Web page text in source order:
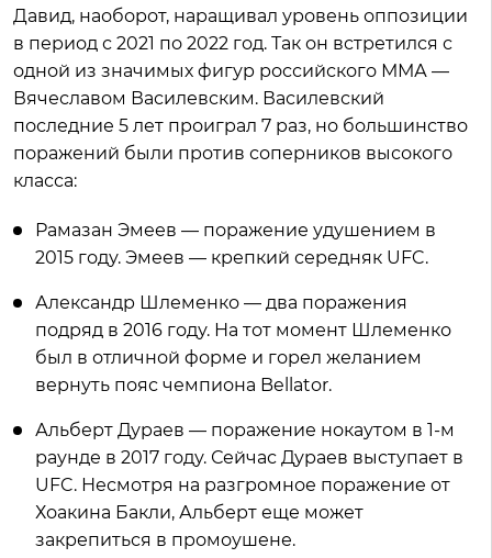
Давид, наоборот, наращивал уровень оппозиции
в период с 2021 по 2022 год. Так он встретился с
одной из значимых фигур российского ММА —
Вячеславом Василевским. Василевский
последние 5 лет проиграл 7 раз, но большинство
поражений были против соперников высокого
класса:
Рамазан Эмеев — поражение удушением в
2015 году. Эмеев — крепкий середняк UFC.
Александр Шлеменко — два поражения
подряд в 2016 году. На тот момент Шлеменко
был в отличной форме и горел желанием
вернуть пояс чемпиона Bellator.
Альберт Дураев — поражение нокаутом в 1-м
раунде в 2017 году. Сейчас Дураев выступает в
UFC. Несмотря на разгромное поражение от
Хоакина Бакли, Альберт еще может
закрепиться в промоушене.